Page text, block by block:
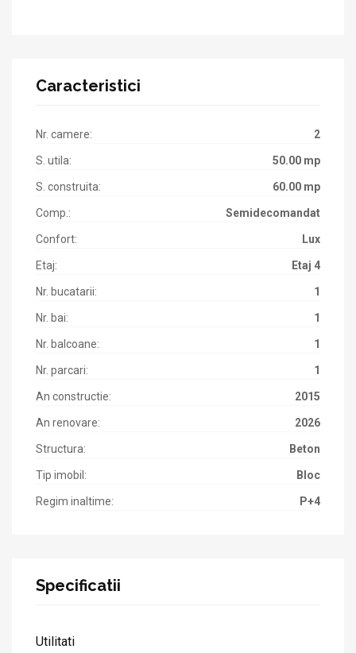
Caracteristici
Nr. camere: 2
S. utila: 50.00 mp
S. construita: 60.00 mp
Comp.: Semidecomandat
Confort: Lux
Etaj: Etaj 4
Nr. bucatarii: 1
Nr. bai: 1
Nr. balcoane: 1
Nr. parcari: 1
An constructie: 2015
An renovare: 2026
Structura: Beton
Tip imobil: Bloc
Regim inaltime: P+4
Specificatii
Utilitati